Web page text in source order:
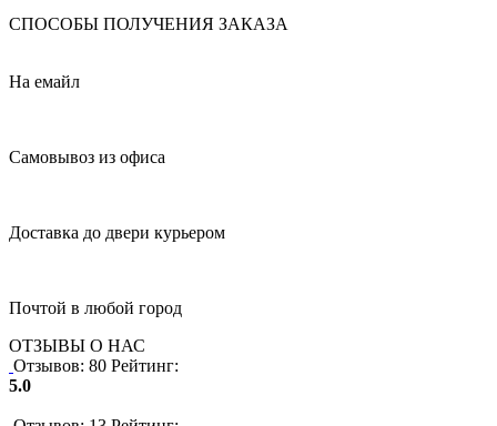
СПОСОБЫ ПОЛУЧЕНИЯ ЗАКАЗА
На емайл
Самовывоз из офиса
Доставка до двери курьером
Почтой в любой город
ОТЗЫВЫ О НАС
Отзывов: 80 Рейтинг:
5.0